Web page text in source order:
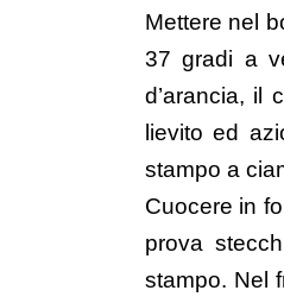
Mettere nel
37 gradi a
d’arancia, il
lievito ed
stampo a
Cuocere in
prova
stampo. Nel